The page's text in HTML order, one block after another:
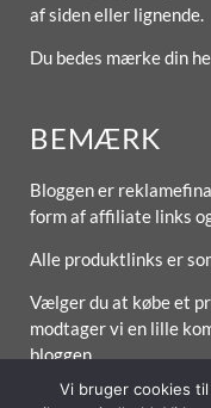
af siden eller lignende.
Du bedes mærke din
BEMÆRK
Bloggen er
form af affiliate links
Alle produktlinks er
Vælger du at købe et
modtager vi en lille
bloggen.
Vi bruger cookies